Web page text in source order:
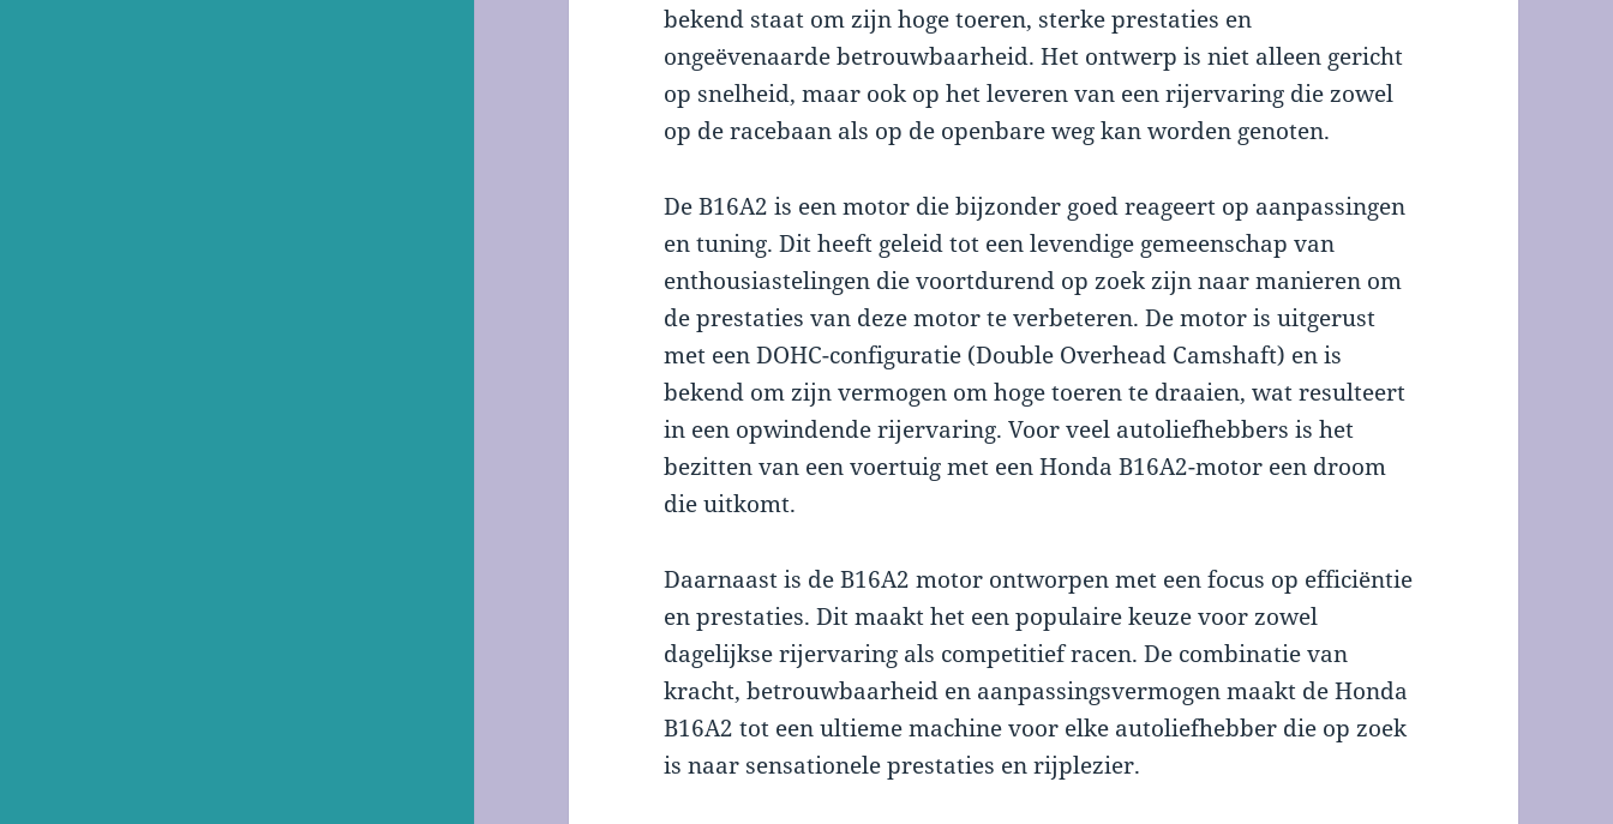
bekend staat om zijn hoge toeren, sterke prestaties en
ongeëvenaarde betrouwbaarheid. Het ontwerp is niet alleen gericht
op snelheid, maar ook op het leveren van een rijervaring die zowel
op de racebaan als op de openbare weg kan worden genoten.
De B16A2 is een motor die bijzonder goed reageert op aanpassingen
en tuning. Dit heeft geleid tot een levendige gemeenschap van
enthousiastelingen die voortdurend op zoek zijn naar manieren om
de prestaties van deze motor te verbeteren. De motor is uitgerust
met een DOHC-configuratie (Double Overhead Camshaft) en is
bekend om zijn vermogen om hoge toeren te draaien, wat resulteert
in een opwindende rijervaring. Voor veel autoliefhebbers is het
bezitten van een voertuig met een Honda B16A2-motor een droom
die uitkomt.
Daarnaast is de B16A2 motor ontworpen met een focus op efficiëntie
en prestaties. Dit maakt het een populaire keuze voor zowel
dagelijkse rijervaring als competitief racen. De combinatie van
kracht, betrouwbaarheid en aanpassingsvermogen maakt de Honda
B16A2 tot een ultieme machine voor elke autoliefhebber die op zoek
is naar sensationele prestaties en rijplezier.